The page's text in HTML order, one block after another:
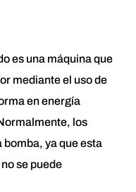
es una máquina que
mediante el uso de
en energía
los
ya que esta
se puede